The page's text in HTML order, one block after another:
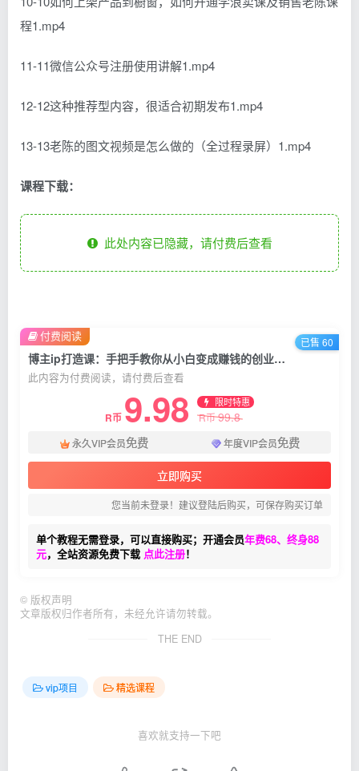
程1.mp4
11-11微信公众号注册使用讲解1.mp4
12-12这种推荐型内容，很适合初期发布1.mp4
13-13老陈的图文视频是怎么做的（全过程录屏）1.mp4
课程下载：
此处内容已隐藏，请付费后查看
博主ip打造课：手把手教你从小白变成赚钱的创业博主，实现自由职业梦
此内容为付费阅读，请付费后查看
R币 9.98 限时特惠
R币99.8
永久VIP会员免费 年度VIP会员免费
立即购买
您当前未登录！建议登陆后购买，可保存购买订单
单个教程无需登录，可以直接购买；开通会员年费68、终身88
元，全站资源免费下载 点此注册！
付费阅读 已售 60
© 版权声明
文章版权归作者所有，未经允许请勿转载。
THE END
vip项目 精选课程
喜欢就支持一下吧